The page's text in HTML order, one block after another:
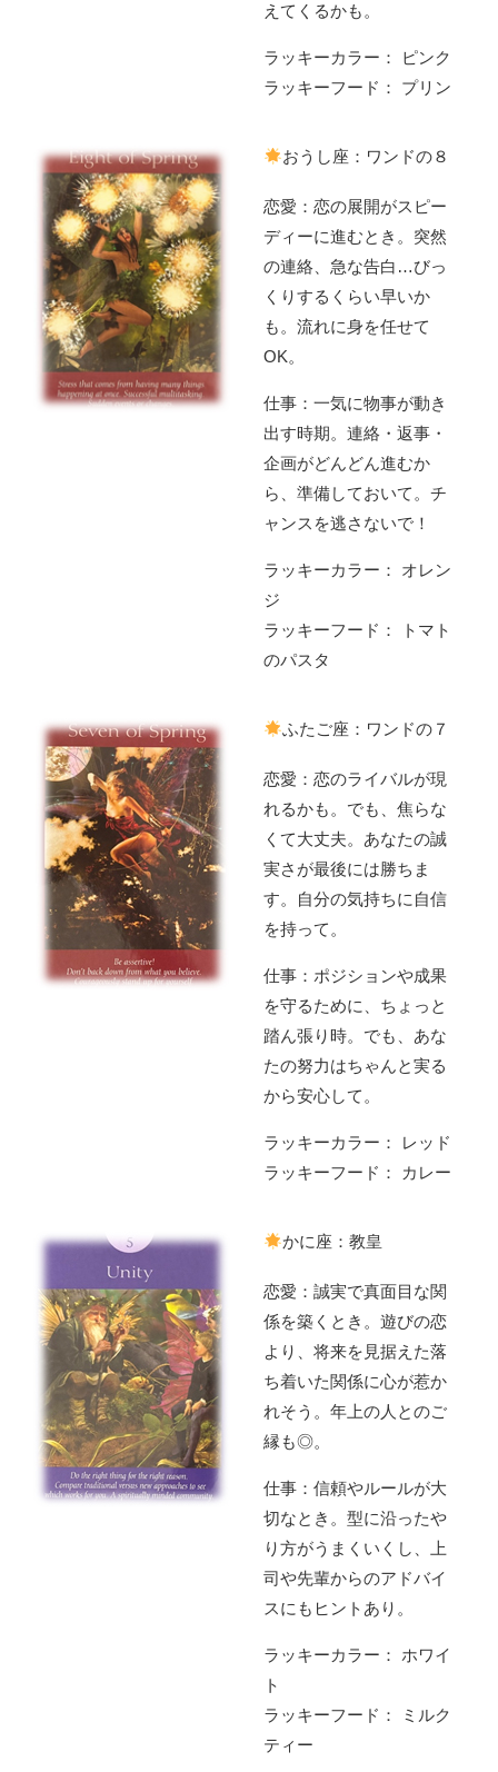
えてくるかも。
ラッキーカラー： ピンク
ラッキーフード： プリン
おうし座：ワンドの８
恋愛：恋の展開がスピー
ディーに進むとき。突然
の連絡、急な告白…びっ
くりするくらい早いか
も。流れに身を任せて
OK。
仕事：一気に物事が動き
出す時期。連絡・返事・
企画がどんどん進むか
ら、準備しておいて。チ
ャンスを逃さないで！
ラッキーカラー： オレン
ジ
ラッキーフード： トマト
のパスタ
ふたご座：ワンドの７
恋愛：恋のライバルが現
れるかも。でも、焦らな
くて大丈夫。あなたの誠
実さが最後には勝ちま
す。自分の気持ちに自信
を持って。
仕事：ポジションや成果
を守るために、ちょっと
踏ん張り時。でも、あな
たの努力はちゃんと実る
から安心して。
ラッキーカラー： レッド
ラッキーフード： カレー
かに座：教皇
恋愛：誠実で真面目な関
係を築くとき。遊びの恋
より、将来を見据えた落
ち着いた関係に心が惹か
れそう。年上の人とのご
縁も◎。
仕事：信頼やルールが大
切なとき。型に沿ったや
り方がうまくいくし、上
司や先輩からのアドバイ
スにもヒントあり。
ラッキーカラー： ホワイ
ト
ラッキーフード： ミルク
ティー